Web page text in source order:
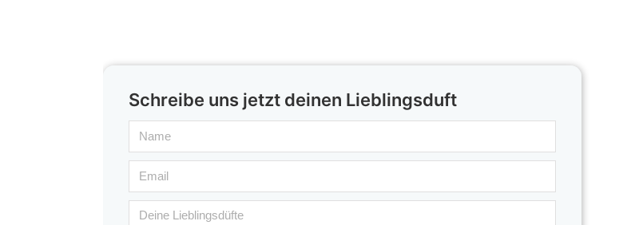
Schreibe uns jetzt deinen Lieblingsduft